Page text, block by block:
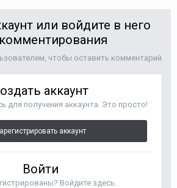
или войдите в него
чтобы оставить комментарий
аккаунт
для получения аккаунта. Это просто!
аккаунт
Войти
Войдите здесь.